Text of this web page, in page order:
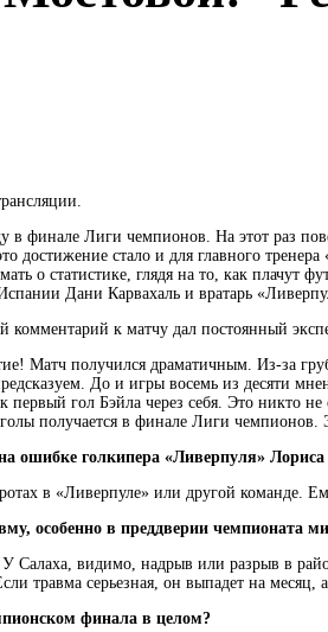
в финале Лиги чемпионов. На этот раз
достижение стало и для главного
о статистике, глядя на то, как
Дани Карвахаль и вратарь
комментарий к матчу дал постоянный
Матч получился драматичным. Из-за
До и игры восемь из десяти
гол Бэйла через себя. Это никто
получается в финале Лиги чемпионов.
ошибке голкипера «Ливерпуля»
в «Ливерпуле» или другой команде.
особенно в преддверии чемпионата
видимо, надрыв или разрыв в
травма серьезная, он выпадет на
финала в целом?